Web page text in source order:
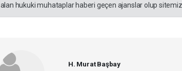
alan hukuki muhataplar haberi geçen ajanslar olup
H. Murat Başbay